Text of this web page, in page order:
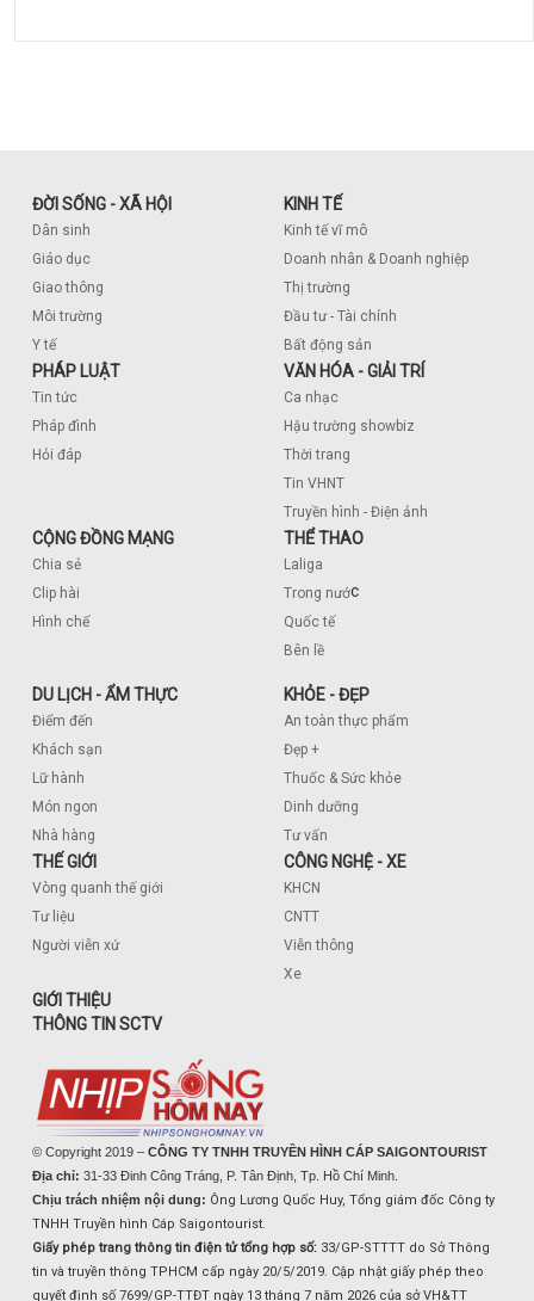
ĐỜI SỐNG - XÃ HỘI
Dân sinh
Giáo dục
Giao thông
Môi trường
Y tế
KINH TẾ
Kinh tế vĩ mô
Doanh nhân & Doanh nghiệp
Thị trường
Đầu tư - Tài chính
Bất động sản
PHÁP LUẬT
Tin tức
Pháp đình
Hỏi đáp
VĂN HÓA - GIẢI TRÍ
Ca nhạc
Hậu trường showbiz
Thời trang
Tin VHNT
Truyền hình - Điện ảnh
CỘNG ĐỒNG MẠNG
Chia sẻ
Clip hài
Hình chế
THỂ THAO
Laliga
Trong nước
Quốc tế
Bên lề
DU LỊCH - ẨM THỰC
Điểm đến
Khách sạn
Lữ hành
Món ngon
Nhà hàng
KHỎE - ĐẸP
An toàn thực phẩm
Đẹp +
Thuốc & Sức khỏe
Dinh dưỡng
Tư vấn
THẾ GIỚI
Vòng quanh thế giới
Tư liệu
Người viễn xứ
CÔNG NGHỆ - XE
KHCN
CNTT
Viễn thông
Xe
GIỚI THIỆU
THÔNG TIN SCTV
© Copyright 2019 – CÔNG TY TNHH TRUYỀN HÌNH CÁP SAIGONTOURIST
Địa chỉ: 31-33 Đinh Công Tráng, P. Tân Định, Tp. Hồ Chí Minh.
Chịu trách nhiệm nội dung: Ông Lương Quốc Huy, Tổng giám đốc Công ty
TNHH Truyền hình Cáp Saigontourist.
Giấy phép trang thông tin điện tử tổng hợp số: 33/GP-STTTT do Sở Thông
tin và truyền thông TPHCM cấp ngày 20/5/2019. Cập nhật giấy phép theo
quyết định số 7699/GP-TTĐT ngày 13 tháng 7 năm 2026 của sở VH&TT